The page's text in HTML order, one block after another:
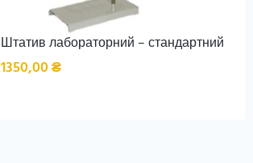
Штатив лабораторний – стандартний
1350,00₴